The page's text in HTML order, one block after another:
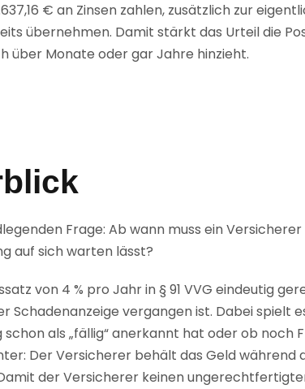
€ an Zinsen zahlen, zusätzlich zur
übernehmen. Damit stärkt das Urteil die
über Monate oder gar Jahre hinzieht.
Frage: Ab wann muss ein Versicherer
auf sich warten lässt?
von 4 % pro Jahr in § 91 VVG eindeutig
vergangen ist. Dabei spielt
als „fällig“ anerkannt hat oder ob noch
Der Versicherer behält das Geld während
der Versicherer keinen